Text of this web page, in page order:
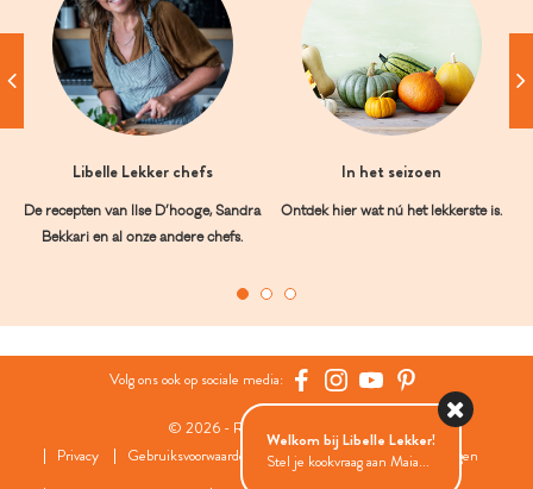
Libelle Lekker chefs
De recepten van Ilse D’hooge, Sandra
Bekkari en al onze andere chefs.
In het seizoen
Ontdek hier wat nú het lekkerste is.
Volg ons ook op sociale media:
© 2026 - Roularta Media Group
Privacy
Gebruiksvoorwaarden Cookies
Cookies instellingen
Welkom bij Libelle Lekker!
Stel je kookvraag aan Maia...